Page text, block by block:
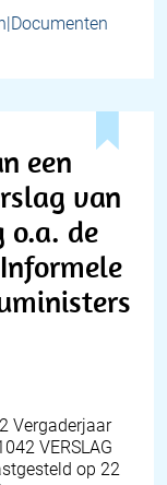
een
van
o.a. de
Vergaderjaar
VERSLAG
op 22